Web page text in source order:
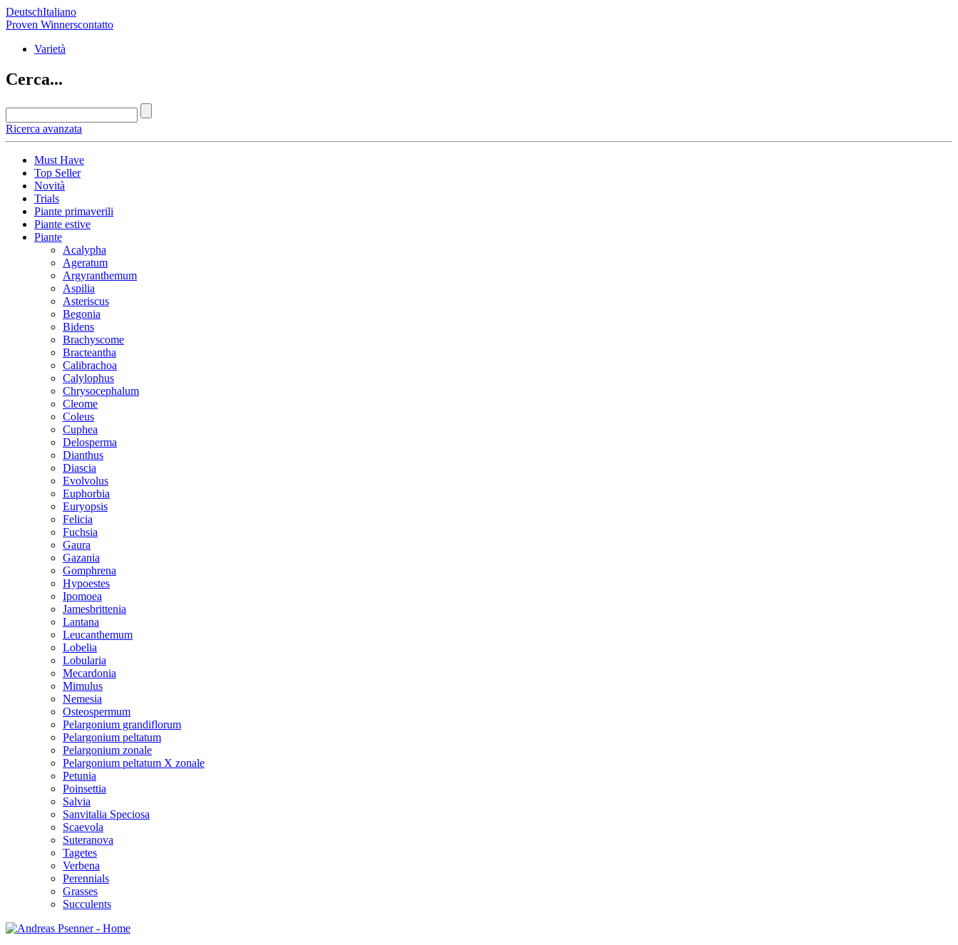
DeutschItaliano
Proven Winnerscontatto
Varietà
Cerca...
Ricerca avanzata
Must Have
Top Seller
Novità
Trials
Piante primaverili
Piante estive
Piante
Acalypha
Ageratum
Argyranthemum
Aspilia
Asteriscus
Begonia
Bidens
Brachyscome
Bracteantha
Calibrachoa
Calylophus
Chrysocephalum
Cleome
Coleus
Cuphea
Delosperma
Dianthus
Diascia
Evolvolus
Euphorbia
Euryopsis
Felicia
Fuchsia
Gaura
Gazania
Gomphrena
Hypoestes
Ipomoea
Jamesbrittenia
Lantana
Leucanthemum
Lobelia
Lobularia
Mecardonia
Mimulus
Nemesia
Osteospermum
Pelargonium grandiflorum
Pelargonium peltatum
Pelargonium zonale
Pelargonium peltatum X zonale
Petunia
Poinsettia
Salvia
Sanvitalia Speciosa
Scaevola
Suteranova
Tagetes
Verbena
Perennials
Grasses
Succulents